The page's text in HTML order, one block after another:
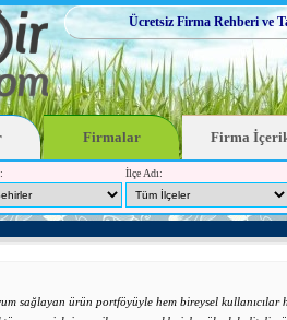
Ücretsiz Firma Rehberi ve
Firmalar Firma
İlçe Adı:
sağlayan ürün portföyüyle hem bireysel kullanıcılar